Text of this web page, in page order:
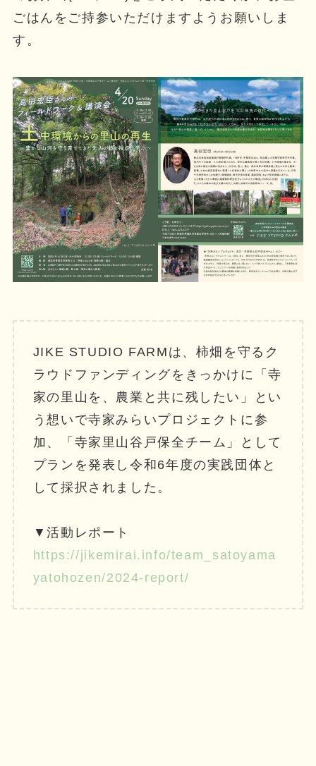
ごはんをご持参いただけますようお願いしま
す。
JIKE STUDIO FARMは、柿畑を守るク
ラウドファンディングをきっかけに「寺
家の里山を、農業と共に残したい」とい
う想いで寺家みらいプロジェクトに参
加、「寺家里山谷戸保全チーム」として
プランを発表し令和6年度の実践団体と
して採択されました。
▼活動レポート
https://jikemirai.info/team_satoyama
yatohozen/2024-report/